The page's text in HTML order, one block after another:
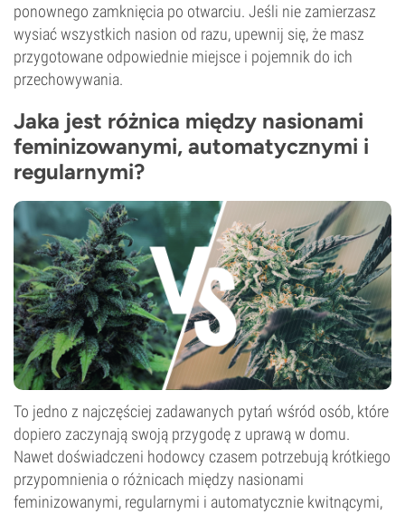
ponownego zamknięcia po otwarciu. Jeśli nie zamierzasz
wysiać wszystkich nasion od razu, upewnij się, że masz
przygotowane odpowiednie miejsce i pojemnik do ich
przechowywania.
Jaka jest różnica między nasionami
feminizowanymi, automatycznymi i
regularnymi?
To jedno z najczęściej zadawanych pytań wśród osób, które
dopiero zaczynają swoją przygodę z uprawą w domu.
Nawet doświadczeni hodowcy czasem potrzebują krótkiego
przypomnienia o różnicach między nasionami
feminizowanymi, regularnymi i automatycznie kwitnącymi,